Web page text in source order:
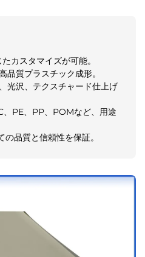
カスタマイズが可能。
品質プラスチック成形。
光沢、テクスチャード仕上げ
、PE、PP、POMなど、用途
品質と信頼性を保証。